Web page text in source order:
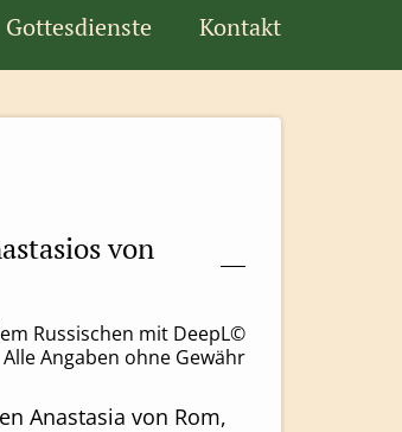
Gottesdienste Kontakt
von
Russischen mit DeepL©
Alle Angaben ohne Gewähr
Anastasia von Rom,